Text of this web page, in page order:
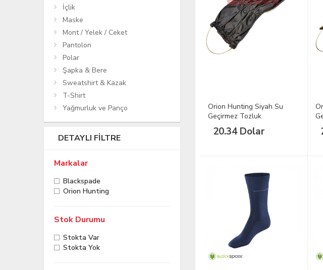
İçlik
Maske
Mont / Yelek / Ceket
Pantolon
Polar
Şapka & Bere
Sweatshirt & Kazak
T-Shirt
Yağmurluk ve Panço
DETAYLI FILTRE
Markalar
Blackspade
Orion Hunting
Stok Durumu
Stokta Var
Stokta Yok
Orion Hunting Siyah Su
Geçirmez Tozluk
20.34 Dolar